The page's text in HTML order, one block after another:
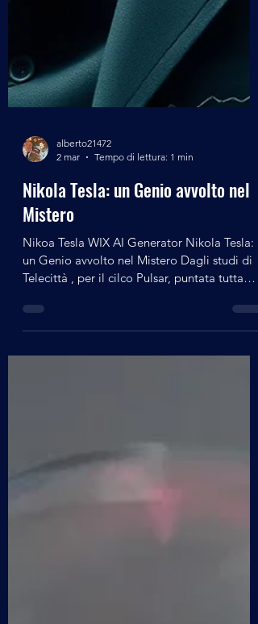
alberto21472
2 mar
Tempo di lettura: 1 min
Nikola Tesla: un Genio avvolto nel
Mistero
Nikoa Tesla WIX AI Generator Nikola Tesla:
Telecittà , per il cilco Pulsar, puntata tutta
dedicata a Nikola Tesla , con Desanka
"Dannie" Mandic pronipote del famoso